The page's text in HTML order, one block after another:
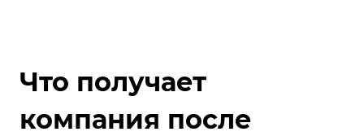
Что получает
компания после